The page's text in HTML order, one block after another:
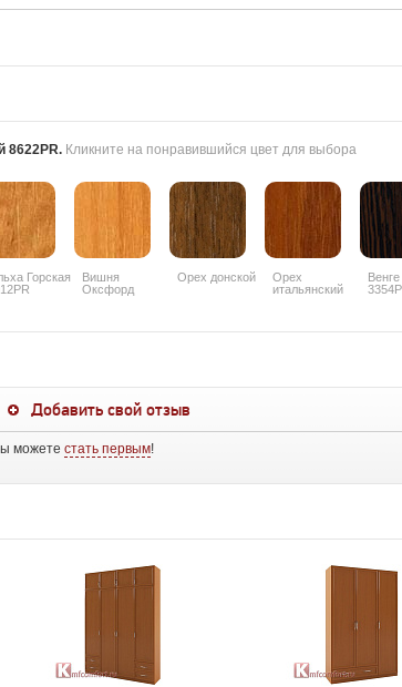
8622PR. Кликните на понравившийся цвет для выбора
Горская
Вишня
Оксфорд
Орех донской
Орех
итальянский
Добавить свой отзыв
можете стать первым!